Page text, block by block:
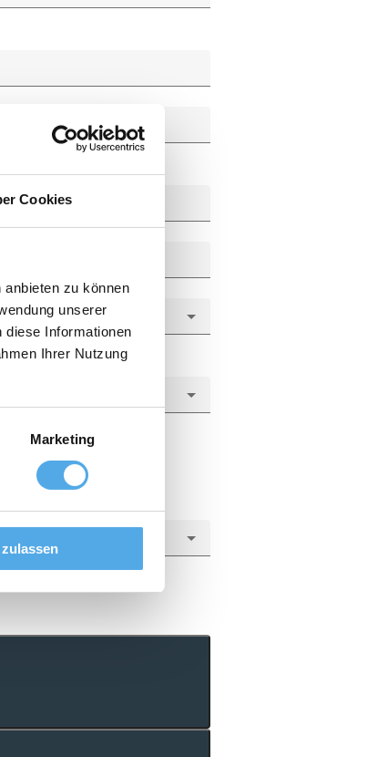
Cookies
zu können
unserer
diese Informationen
Ihrer Nutzung
Marketing